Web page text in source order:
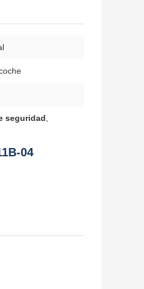
seguridad,
04